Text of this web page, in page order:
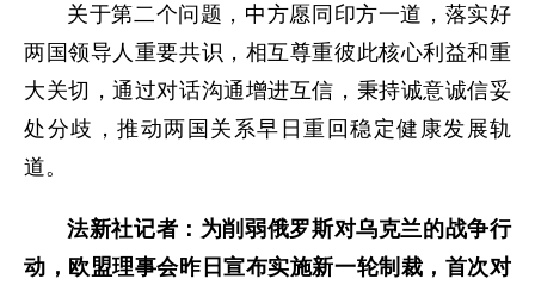
关于第二个问题，中方愿同印方一道，落实好
两国领导人重要共识，相互尊重彼此核心利益和重
大关切，通过对话沟通增进互信，秉持诚意诚信妥
处分歧，推动两国关系早日重回稳定健康发展轨
道。
法新社记者：为削弱俄罗斯对乌克兰的战争行
动，欧盟理事会昨日宣布实施新一轮制裁，首次对